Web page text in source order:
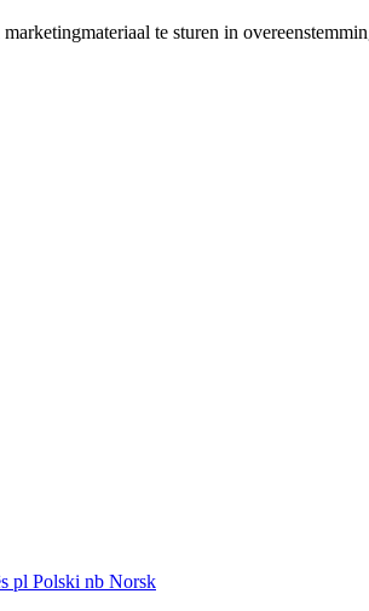
te sturen in
pl Polski nb Norsk